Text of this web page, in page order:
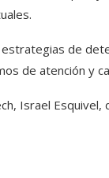
de
de atención y
Israel